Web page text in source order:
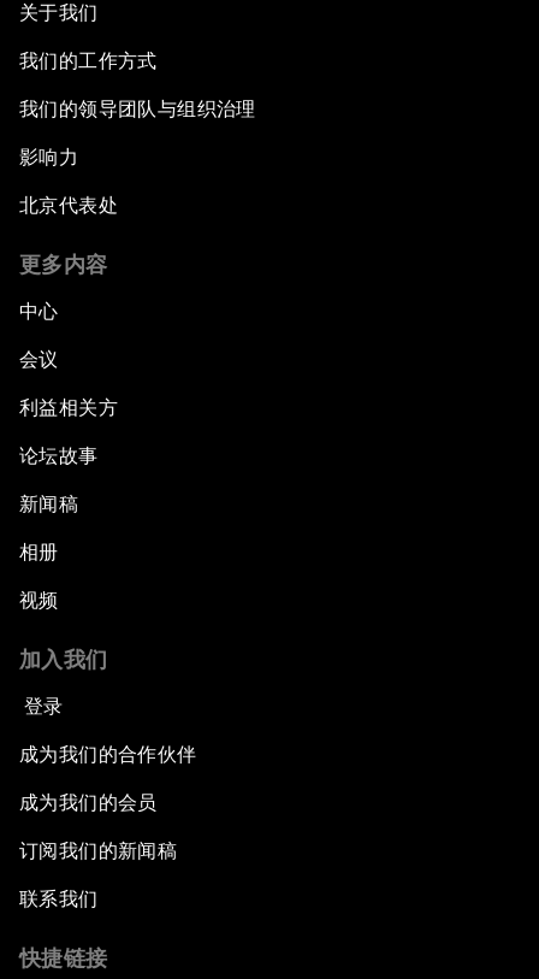
关于我们
我们的工作方式
我们的领导团队与组织治理
影响力
北京代表处
更多内容
中心
会议
利益相关方
论坛故事
新闻稿
相册
视频
加入我们
登录
成为我们的合作伙伴
成为我们的会员
订阅我们的新闻稿
联系我们
快捷链接